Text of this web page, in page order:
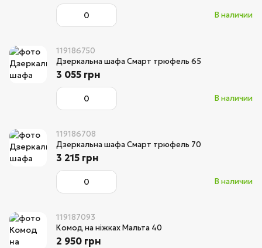
В наличии
119186750
Дзеркальна шафа Смарт трюфель 65
В наличии
3 055 грн
119186708
Дзеркальна шафа Смарт трюфель 70
В наличии
3 215 грн
119187093
Комод на ніжках Мальта 40
2 950 грн